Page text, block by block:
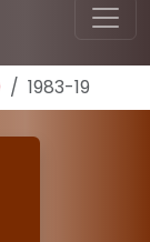
1983-19